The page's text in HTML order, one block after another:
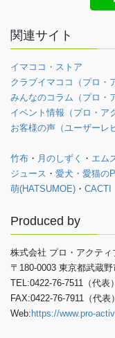
関連サイト
イマココ・ストア
クラブイマココ（プロ・
みんなのコラム（プロ・
イベント情報（プロ・ア
お客様の声（ユーザーレ
竹布 ・ 月のしずく ・ エム
ジュース ・ 愛犬・愛猫の
萌(HATSUMOE) ・ CACTI
Produced by
株式会社 プロ・アクティ
〒180-0003 東京都武蔵
TEL:0422-76-7511（代表）
FAX:0422-76-7911（代表）
Web: https://www.pro-